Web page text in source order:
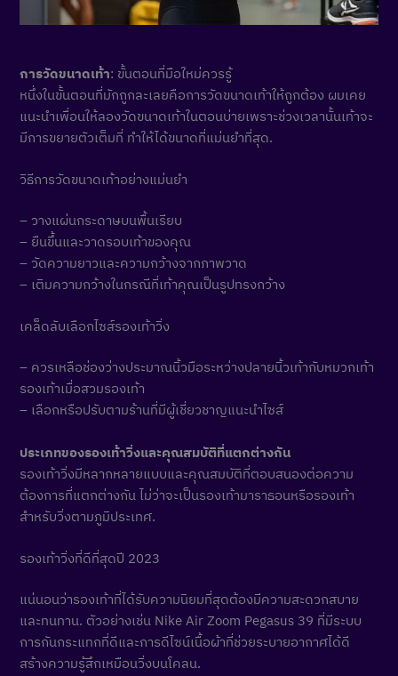
การวัดขนาดเท้า: ขั้นตอนที่มือใหม่ควรรู้
หนึ่งในขั้นตอนที่มักถูกละเลยคือการวัดขนาดเท้าให้ถูกต้อง ผมเคย
แนะนำเพื่อนให้ลองวัดขนาดเท้าในตอนบ่ายเพราะช่วงเวลานั้นเท้าจะ
มีการขยายตัวเต็มที่ ทำให้ได้ขนาดที่แม่นยำที่สุด.
วิธีการวัดขนาดเท้าอย่างแม่นยำ
– วางแผ่นกระดาษบนพื้นเรียบ
– ยืนขึ้นและวาดรอบเท้าของคุณ
– วัดความยาวและความกว้างจากภาพวาด
– เติมความกว้างในกรณีที่เท้าคุณเป็นรูปทรงกว้าง
เคล็ดลับเลือกไซส์รองเท้าวิ่ง
– ควรเหลือช่องว่างประมาณนิ้วมือระหว่างปลายนิ้วเท้ากับหมวกเท้า
รองเท้าเมื่อสวมรองเท้า
– เลือกหรือปรับตามร้านที่มีผู้เชี่ยวชาญแนะนำไซส์
ประเภทของรองเท้าวิ่งและคุณสมบัติที่แตกต่างกัน
รองเท้าวิ่งมีหลากหลายแบบและคุณสมบัติที่ตอบสนองต่อความ
ต้องการที่แตกต่างกัน ไม่ว่าจะเป็นรองเท้ามาราธอนหรือรองเท้า
สำหรับวิ่งตามภูมิประเทศ.
รองเท้าวิ่งที่ดีที่สุดปี 2023
แน่นอนว่ารองเท้าที่ได้รับความนิยมที่สุดต้องมีความสะดวกสบาย
และทนทาน. ตัวอย่างเช่น Nike Air Zoom Pegasus 39 ที่มีระบบ
การกันกระแทกที่ดีและการดีไซน์เนื้อผ้าที่ช่วยระบายอากาศได้ดี
สร้างความรู้สึกเหมือนวิ่งบนโคลน.